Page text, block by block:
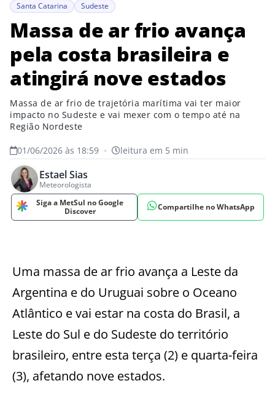
Santa Catarina
Sudeste
Massa de ar frio avança
pela costa brasileira e
atingirá nove estados
Massa de ar frio de trajetória marítima vai ter maior
impacto no Sudeste e vai mexer com o tempo até na
Região Nordeste
01/06/2026 às 18:59 • leitura em 5 min
Estael Sias
Meteorologista
Siga a MetSul no Google
Discover
Compartilhe no WhatsApp
Uma massa de ar frio avança a Leste da
Argentina e do Uruguai sobre o Oceano
Atlântico e vai estar na costa do Brasil, a
Leste do Sul e do Sudeste do território
brasileiro, entre esta terça (2) e quarta-feira
(3), afetando nove estados.